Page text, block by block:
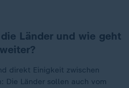
Länder und wie geht
direkt Einigkeit zwischen
Die Länder sollen auch vom